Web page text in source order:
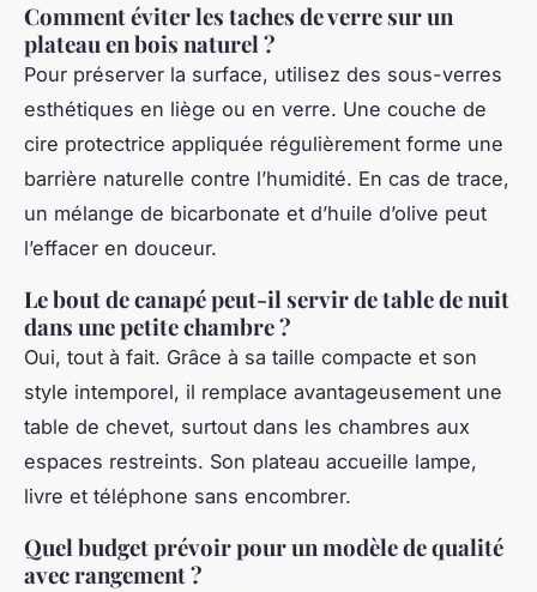
Comment éviter les taches de verre sur un
plateau en bois naturel ?
Pour préserver la surface, utilisez des sous-verres
esthétiques en liège ou en verre. Une couche de
cire protectrice appliquée régulièrement forme une
barrière naturelle contre l’humidité. En cas de trace,
un mélange de bicarbonate et d’huile d’olive peut
l’effacer en douceur.
Le bout de canapé peut-il servir de table de nuit
dans une petite chambre ?
Oui, tout à fait. Grâce à sa taille compacte et son
style intemporel, il remplace avantageusement une
table de chevet, surtout dans les chambres aux
espaces restreints. Son plateau accueille lampe,
livre et téléphone sans encombrer.
Quel budget prévoir pour un modèle de qualité
avec rangement ?